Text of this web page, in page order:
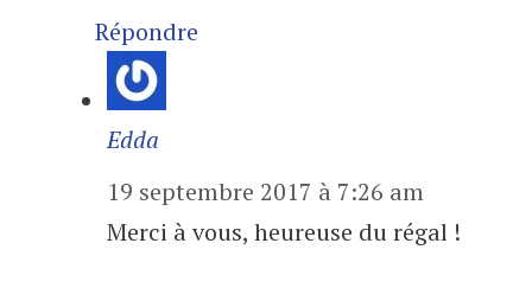
Répondre
Edda
19 septembre 2017 à 7:26 am
Merci à vous, heureuse du régal !